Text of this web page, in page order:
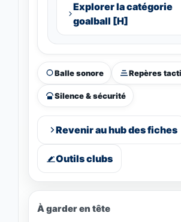
Explorer la catégorie
goalball [H]
Balle sonore Repères
Silence & sécurité
Revenir au hub des fiches
Outils clubs
À garder en tête